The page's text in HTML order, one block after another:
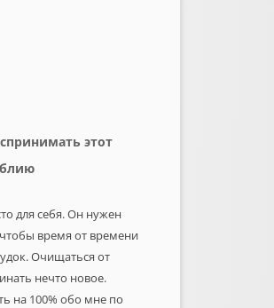
этот
для себя. Он нужен
время от времени
Очищаться от
нечто новое.
на 100% обо мне по